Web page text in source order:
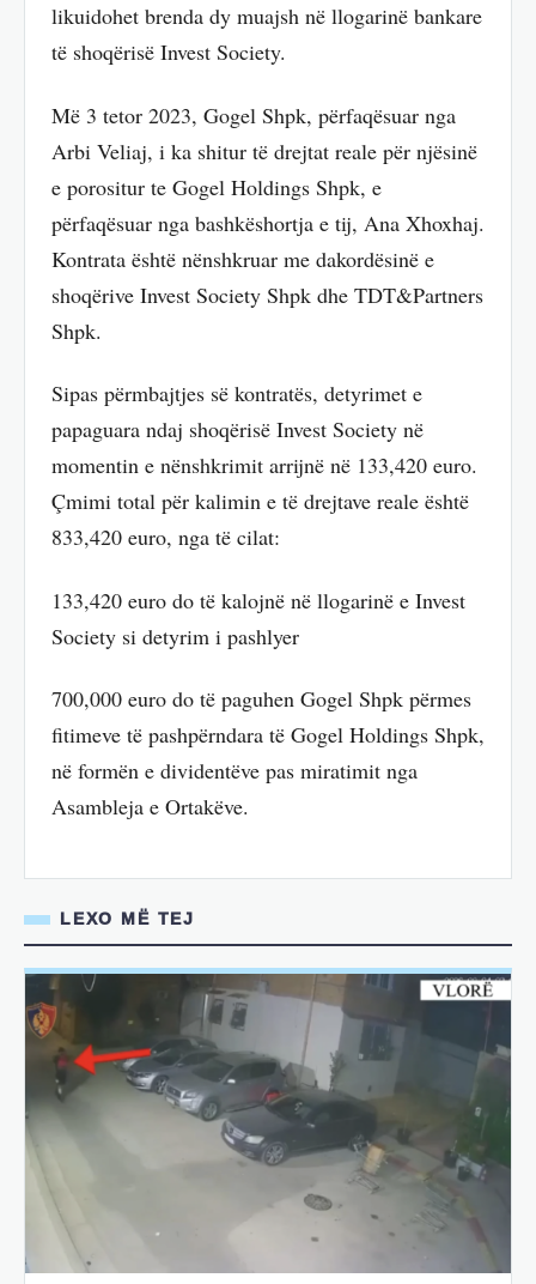
likuidohet brenda dy muajsh në llogarinë bankare
të shoqërisë Invest Society.
Më 3 tetor 2023, Gogel Shpk, përfaqësuar nga
Arbi Veliaj, i ka shitur të drejtat reale për njësinë
e porositur te Gogel Holdings Shpk, e
përfaqësuar nga bashkëshortja e tij, Ana Xhoxhaj.
Kontrata është nënshkruar me dakordësinë e
shoqërive Invest Society Shpk dhe TDT&Partners
Shpk.
Sipas përmbajtjes së kontratës, detyrimet e
papaguara ndaj shoqërisë Invest Society në
momentin e nënshkrimit arrijnë në 133,420 euro.
Çmimi total për kalimin e të drejtave reale është
833,420 euro, nga të cilat:
133,420 euro do të kalojnë në llogarinë e Invest
Society si detyrim i pashlyer
700,000 euro do të paguhen Gogel Shpk përmes
fitimeve të pashpërndara të Gogel Holdings Shpk,
në formën e dividentëve pas miratimit nga
Asambleja e Ortakëve.
LEXO MË TEJ